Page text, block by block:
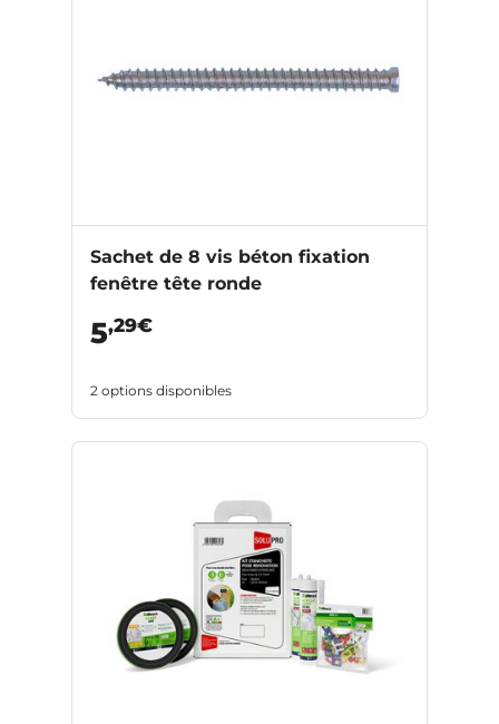
Sachet de 8 vis béton fixation
fenêtre tête ronde
5,29€
2 options disponibles